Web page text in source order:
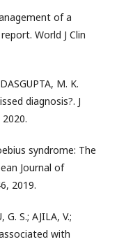
of a
World J Clin
M. K.
diagnosis?. J
syndrome: The
Journal of
2019.
G. S.; AJILA, V.;
with